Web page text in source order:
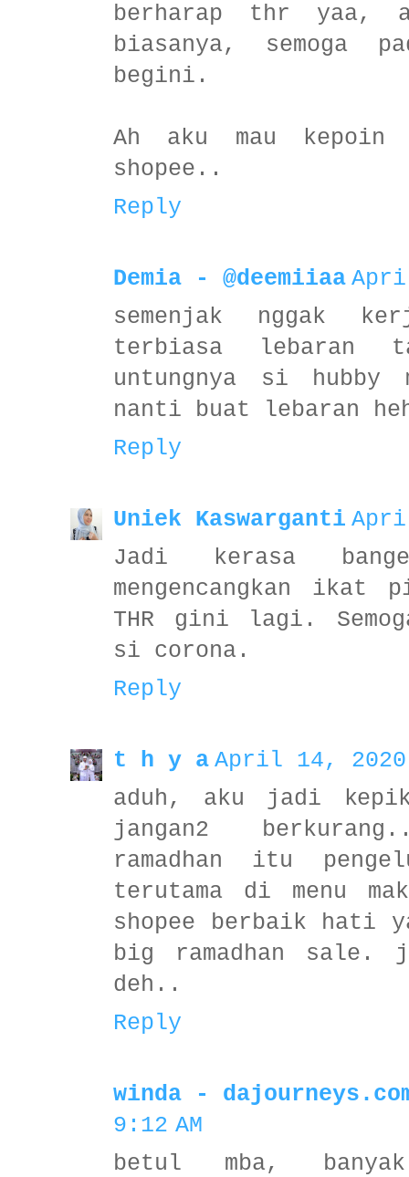
berharap thr yaa,
biasanya, semoga
begini.
Ah aku mau
shopee..
Reply
Demia - @deemiiaa
semenjak nggak
terbiasa lebaran
untungnya si
nanti buat lebaran
Reply
Uniek Kaswarganti
Jadi kerasa
mengencangkan
THR gini lagi.
si corona.
Reply
t h y a April 14, 2020
aduh, aku jadi
jangan2
ramadhan itu
terutama di menu
shopee berbaik hati
big ramadhan sale.
deh..
Reply
winda -
9:12 AM
betul mba,